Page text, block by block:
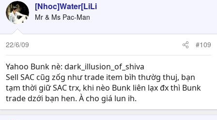
[Nhoc]Water[LiLi
Mr & Ms Pac-Man
22/6/09 #109
Yahoo Bunk nè: dark_illusion_of_shiva
Sell SAC cũg zốg như trade item bìh thườg thuj, bạn
tạm thời giữ SAC trx, khi nèo Bunk liên lạx đx thì Bunk
trade dzới bạn hen. À cho giá lun ih.